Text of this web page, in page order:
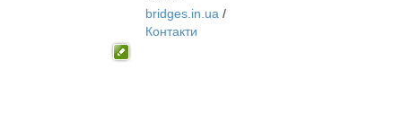
bridges.in.ua /
Контакти